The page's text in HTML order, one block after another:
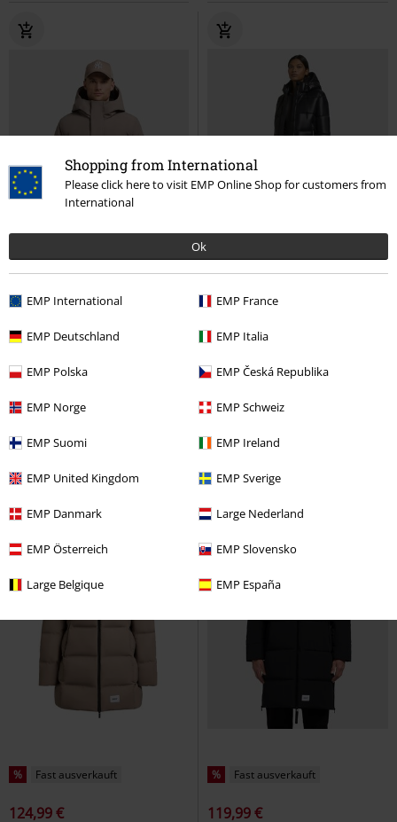
Shopping from International
Please click here to visit EMP Online Shop for customers from
International
Ok
EMP International EMP France
EMP Deutschland EMP Italia
EMP Polska EMP Česká Republika
EMP Norge EMP Schweiz
EMP Suomi EMP Ireland
EMP United Kingdom EMP Sverige
EMP Danmark Large Nederland
EMP Österreich EMP Slovensko
Large Belgique EMP España
% Fast ausverkauft
114,99 €
-28%
Fast ausverkauft
99,99 €
% Fast ausverkauft
124,99 €
% Fast ausverkauft
119,99 €